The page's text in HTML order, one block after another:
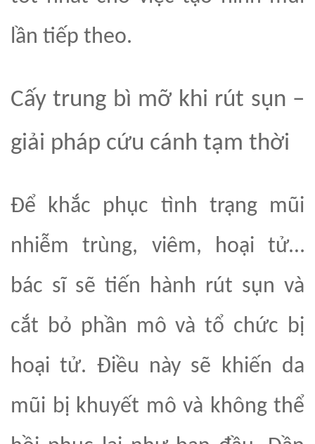
lần tiếp theo.
Cấy trung bì mỡ khi rút sụn –
giải pháp cứu cánh tạm thời
Để khắc phục tình trạng mũi
nhiễm trùng, viêm, hoại tử…
bác sĩ sẽ tiến hành rút sụn và
cắt bỏ phần mô và tổ chức bị
hoại tử. Điều này sẽ khiến da
mũi bị khuyết mô và không thể